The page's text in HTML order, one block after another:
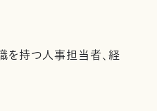
を持つ人事担当者、経